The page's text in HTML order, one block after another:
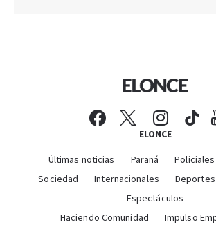
ELONCE
Últimas noticias Paraná Policiales
Sociedad
Internacionales Deportes
Espectáculos
Haciendo Comunidad
Impulso